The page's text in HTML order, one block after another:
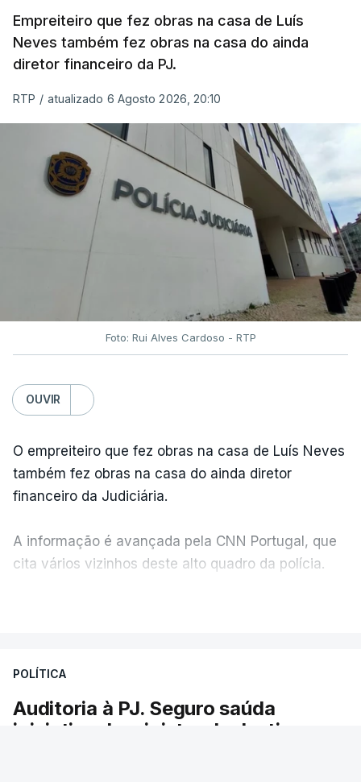
Empreiteiro que fez obras na casa de Luís
Neves também fez obras na casa do ainda
diretor financeiro da PJ.
RTP / atualizado 6 Agosto 2026, 20:10
Foto: Rui Alves Cardoso - RTP
OUVIR
O empreiteiro que fez obras na casa de Luís Neves
também fez obras na casa do ainda diretor
financeiro da Judiciária.
A informação é avançada pela CNN Portugal, que
cita vários vizinhos deste alto quadro da polícia.
apreendido numa operação de droga.
POLÍTICA
Auditoria à PJ. Seguro saúda
iniciativa da ministra da Justiça